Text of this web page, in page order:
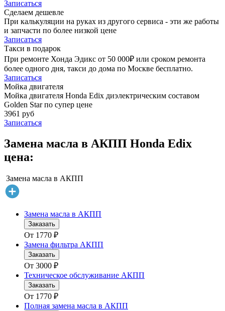
Записаться
Сделаем дешевле
При калькуляции на руках из другого сервиса - эти же работы
и запчасти по более низкой цене
Записаться
Такси в подарок
При ремонте Хонда Эдикс от 50 000₽ или сроком ремонта
более одного дня, такси до дома по Москве бесплатно.
Записаться
Мойка двигателя
Мойка двигателя Honda Edix диэлектрическим составом
Golden Star по супер цене
3961 руб
Записаться
Замена масла в АКПП Honda Edix
цена:
Замена масла в АКПП
Замена масла в АКПП
Заказать
От 1770 ₽
Замена фильтра АКПП
Заказать
От 3000 ₽
Техническое обслуживание АКПП
Заказать
От 1770 ₽
Полная замена масла в АКПП